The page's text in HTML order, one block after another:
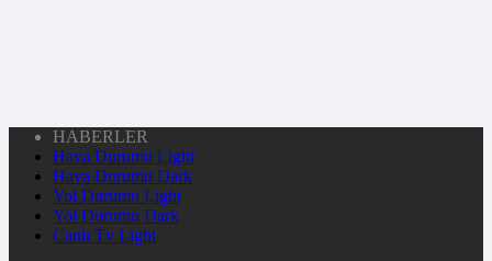
HABERLER
Hava Durumu Light
Hava Durumu Dark
Yol Durumu Light
Yol Durumu Dark
Canlı Tv Light